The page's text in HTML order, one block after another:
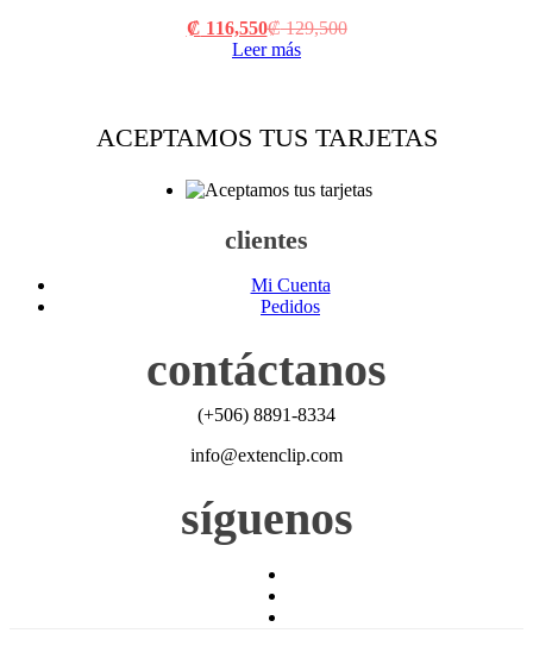
₡ 116,550Current
price
₡129,500Original
Leer más
ACEPTAMOS TUS TARJETAS
clientes
Mi Cuenta
Pedidos
contáctanos
(+506) 8891-8334
info@extenclip.com
síguenos